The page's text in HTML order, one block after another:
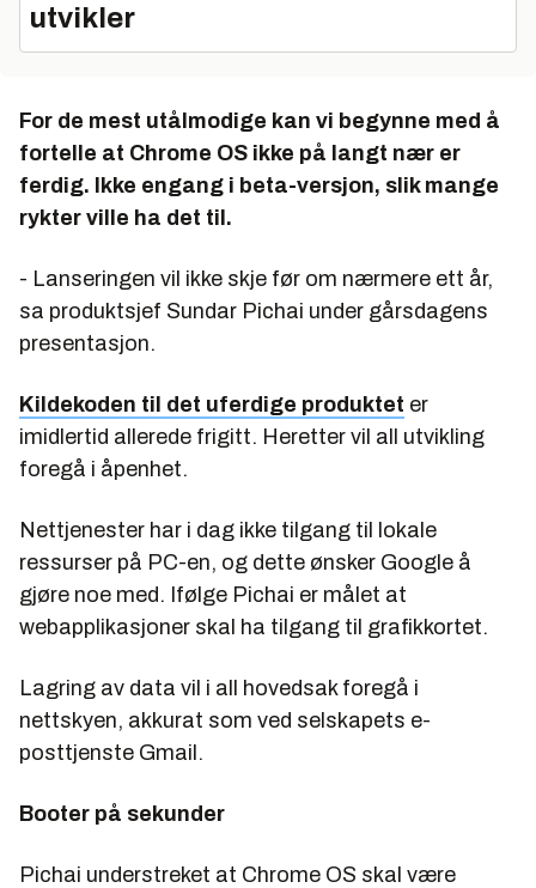
utvikler
For de mest utålmodige kan vi begynne med å
fortelle at Chrome OS ikke på langt nær er
ferdig. Ikke engang i beta-versjon, slik mange
rykter ville ha det til.
- Lanseringen vil ikke skje før om nærmere ett år,
sa produktsjef Sundar Pichai under gårsdagens
presentasjon.
Kildekoden til det uferdige produktet er
imidlertid allerede frigitt. Heretter vil all utvikling
foregå i åpenhet.
Nettjenester har i dag ikke tilgang til lokale
ressurser på PC-en, og dette ønsker Google å
gjøre noe med. Ifølge Pichai er målet at
webapplikasjoner skal ha tilgang til grafikkortet.
Lagring av data vil i all hovedsak foregå i
nettskyen, akkurat som ved selskapets e-
posttjenste Gmail.
Booter på sekunder
Pichai understreket at Chrome OS skal være